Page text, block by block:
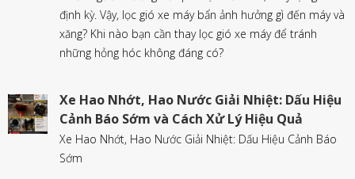
định kỳ. Vậy, lọc gió xe máy bẩn ảnh hưởng gì đến máy và
xăng? Khi nào bạn cần thay lọc gió xe máy để tránh
những hỏng hóc không đáng có?
Xe Hao Nhớt, Hao Nước Giải Nhiệt: Dấu Hiệu
Cảnh Báo Sớm và Cách Xử Lý Hiệu Quả
Xe Hao Nhớt, Hao Nước Giải Nhiệt: Dấu Hiệu Cảnh Báo
Sớm